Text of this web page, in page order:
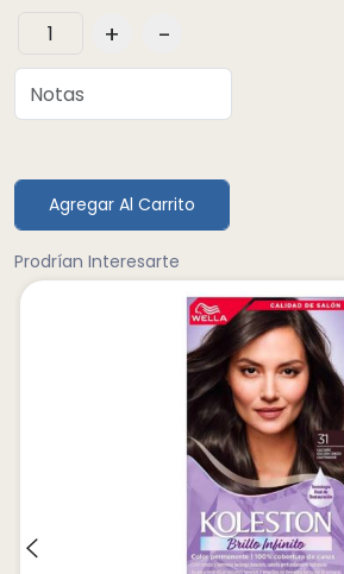
+ -
Agregar Al Carrito
Prodrían Interesarte